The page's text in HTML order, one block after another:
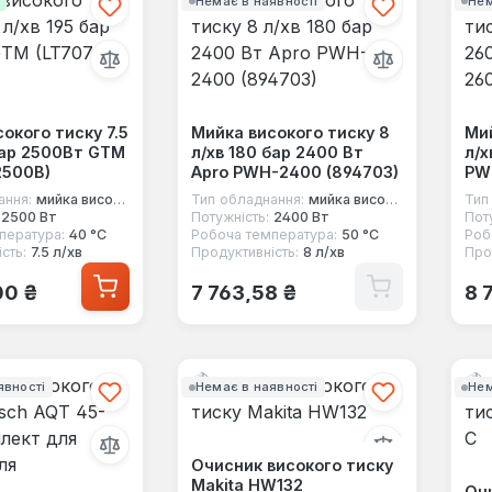
тиску 7.5
2500Вт GTM
мийка високого тиску
2500 Вт
40 °C
7.5 л/хв
₴
Мийка високого тиску 8
л/хв 180 бар 2400 Вт
Apro PWH-2400 (894703)
Тип обладнання: мийка високого тиску
Потужність: 2400 Вт
Робоча температура: 50 °C
Продуктивність: 8 л/хв
Звичайна ціна:
7 763,58 ₴
л/
8
Немає в наявності
Очисник високого тиску
Makita HW132